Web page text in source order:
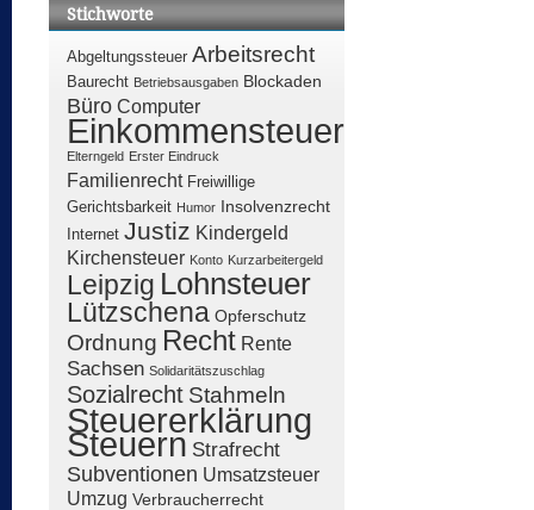
Stichworte
Abgeltungssteuer Arbeitsrecht
Baurecht Betriebsausgaben Blockaden
Büro Computer
Einkommensteuer
Elterngeld Erster Eindruck
Familienrecht Freiwillige
Gerichtsbarkeit Humor Insolvenzrecht
Internet Justiz Kindergeld
Kirchensteuer Konto Kurzarbeitergeld
Leipzig Lohnsteuer
Lützschena Opferschutz
Ordnung Recht Rente
Sachsen Solidaritätszuschlag
Sozialrecht Stahmeln
Steuererklärung
Steuern Strafrecht
Subventionen Umsatzsteuer
Umzug Verbraucherrecht